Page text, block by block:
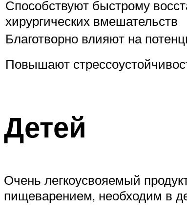
Способствуют быстрому
хирургических вмешательств
Благотворно влияют на
Повышают
Детей
Очень легкоусвояемый
пищеварением, необходим в